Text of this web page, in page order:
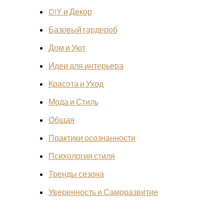
DIY и Декор
Базовый гардероб
Дом и Уют
Идеи для интерьера
Красота и Уход
Мода и Стиль
Общая
Практики осознанности
Психология стиля
Тренды сезона
Уверенность и Саморазвитие